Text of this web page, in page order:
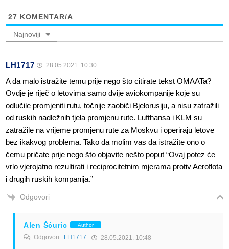
27 KOMENTAR/A
Najnoviji
LH1717 28.05.2021. 10:30
A da malo istražite temu prije nego što citirate tekst OMAATa?
Ovdje je riječ o letovima samo dvije aviokompanije koje su
odlučile promjeniti rutu, točnije zaobiči Bjelorusiju, a nisu zatražili
od ruskih nadležnih tjela promjenu rute. Lufthansa i KLM su
zatražile na vrijeme promjenu rute za Moskvu i operiraju letove
bez ikakvog problema. Tako da molim vas da istražite ono o
čemu pričate prije nego što objavite nešto poput “Ovaj potez će
vrlo vjerojatno rezultirati i reciprocitetnim mjerama protiv Aeroflota
i drugih ruskih kompanija.”
Odgovori
Alen Šćuric Author
Odgovori LH1717 28.05.2021. 10:48